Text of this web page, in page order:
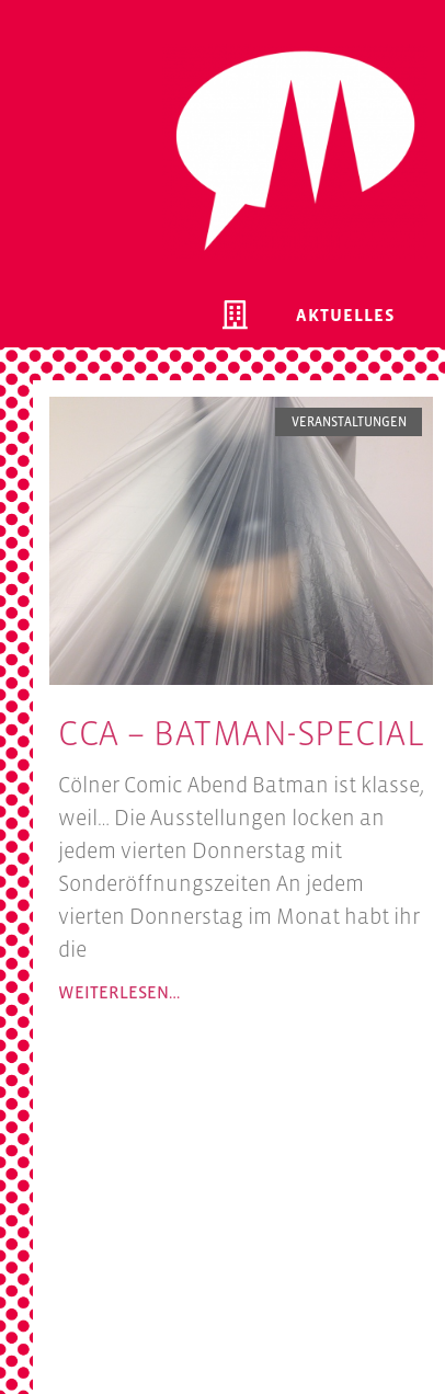
AKTUELLES
VERANSTALTUNGEN
CCA – BATMAN-SPECIAL
Cölner Comic Abend Batman ist klasse,
weil… Die Ausstellungen locken an
jedem vierten Donnerstag mit
Sonderöffnungszeiten An jedem
vierten Donnerstag im Monat habt ihr
die
WEITERLESEN…